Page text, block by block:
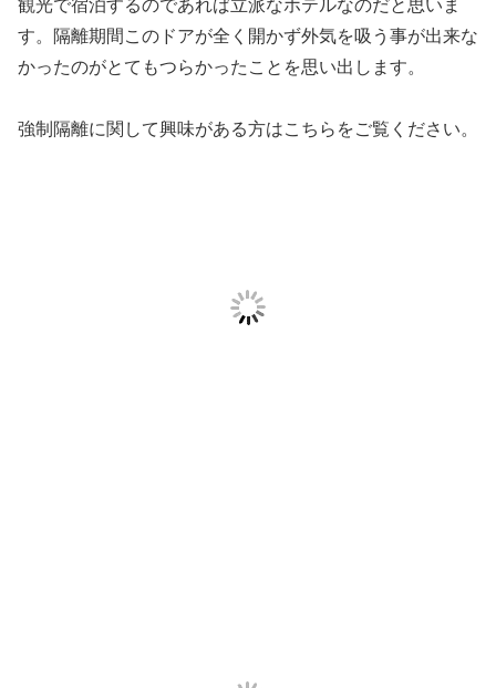
観光で宿泊するのであれば立派なホテルなのだと思いま
す。隔離期間このドアが全く開かず外気を吸う事が出来な
かったのがとてもつらかったことを思い出します。
強制隔離に関して興味がある方はこちらをご覧ください。